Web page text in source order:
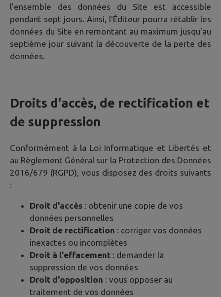
l'ensemble des données du Site est accessible
pendant sept jours. Ainsi, l'Éditeur pourra rétablir les
données du Site en remontant au maximum jusqu'au
septième jour suivant la découverte de la perte des
données.
Droits d'accès, de rectification et
de suppression
Conformément à la Loi Informatique et Libertés et
au Règlement Général sur la Protection des Données
2016/679 (RGPD), vous disposez des droits suivants
:
Droit d'accès : obtenir une copie de vos
données personnelles
Droit de rectification : corriger vos données
inexactes ou incomplètes
Droit à l'effacement : demander la
suppression de vos données
Droit d'opposition : vous opposer au
traitement de vos données